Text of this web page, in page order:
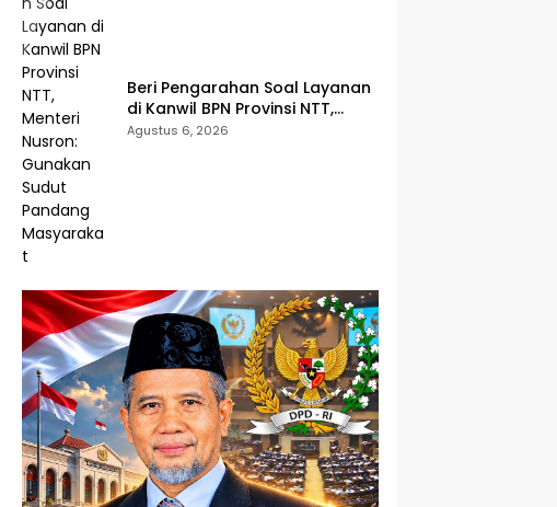
Beri Pengarahan Soal Layanan
di Kanwil BPN Provinsi NTT,
Menteri Nusron: Gunakan Sudut
Agustus 6, 2026